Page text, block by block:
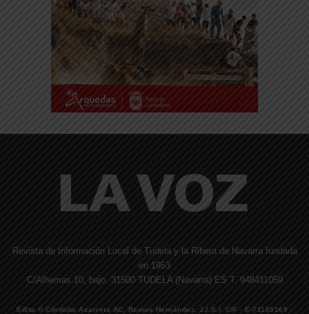
Revista de Información Local de Tudela y la Ribera de Navarra fundada
en 1953
C/Alhemas 10, bajo. 31500 TUDELA (Navarra) ES T. 948411059
Edita © Córdoba Acarreta AC, Ramos Hernández, JJ S.I. CIF · E-71185169 ·